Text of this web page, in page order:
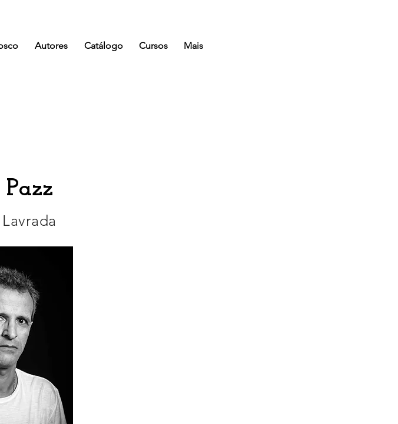
Autores Catálogo Cursos Mais